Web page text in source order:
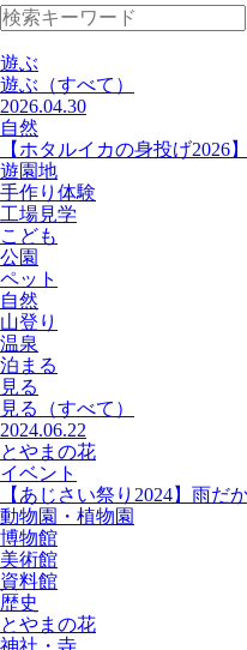
遊ぶ
遊ぶ （すべて）
2026.04.30
自然
【ホタルイカの身投げ2026
遊園地
手作り体験
工場見学
こども
公園
ペット
自然
山登り
温泉
泊まる
見る
見る
（すべて）
2024.06.22
とやまの花
イベント
【あじさい祭り2024】雨だ
動物園・植物園
博物館
美術館
資料館
歴史
とやまの花
神社・寺